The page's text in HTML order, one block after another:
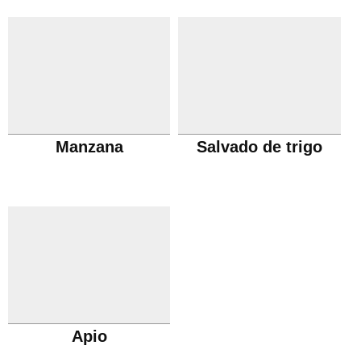
Manzana Salvado de trigo
Apio